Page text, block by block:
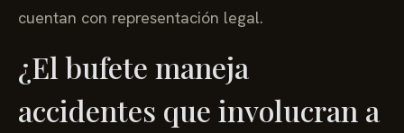
cuentan con representación legal.
¿El bufete maneja
accidentes que involucran a